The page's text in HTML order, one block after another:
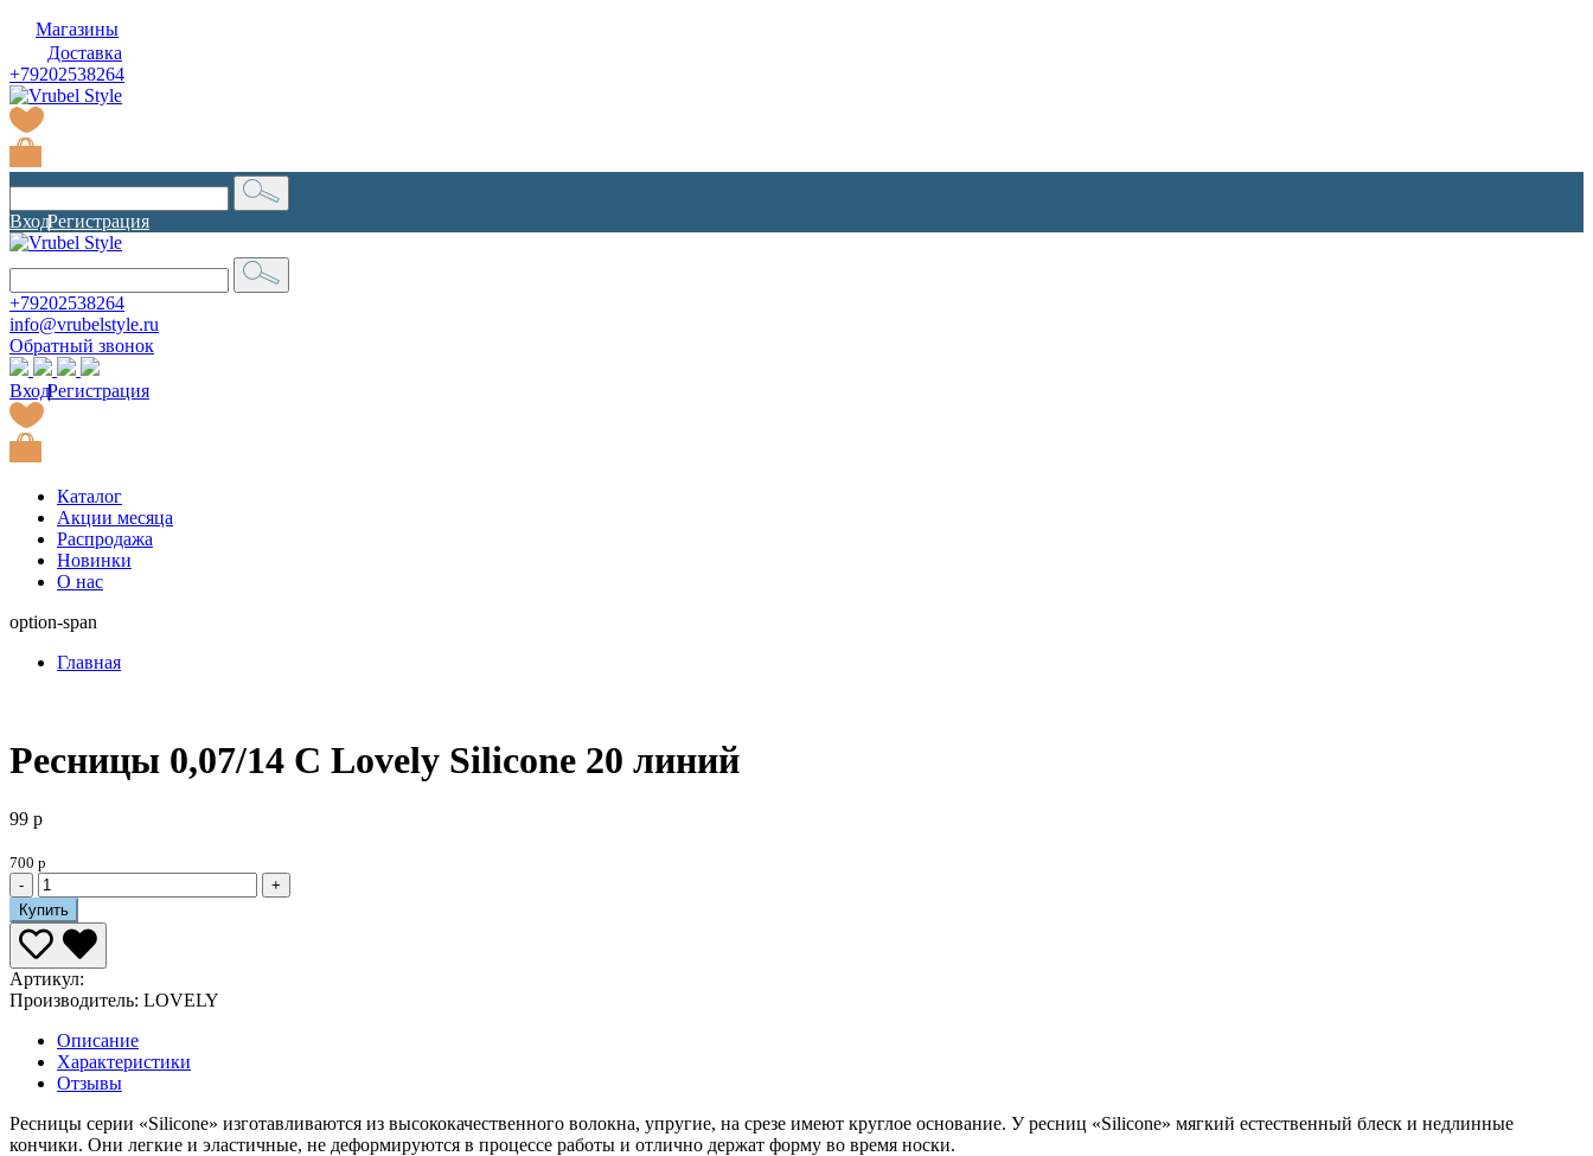
Магазины
Доставка
+79202538264
Вход|
Регистрация
+79202538264
info@vrubelstyle.ru
Обратный звонок
Вход|
Регистрация
Каталог
Акции месяца
Распродажа
Новинки
О нас
option-span
Главная
Ресницы 0,07/14 C Lovely Silicone 20 линий
99 р
700 р
-
+
Купить
Артикул:
Производитель: LOVELY
Описание
Характеристики
Отзывы
Ресницы серии «Silicone» изготавливаются из высококачественного волокна, упругие, на срезе имеют круглое основание. У ресниц «Silicone» мягкий естественный блеск и недлинные
кончики. Они легкие и эластичные, не деформируются в процессе работы и отлично держат форму во время носки.